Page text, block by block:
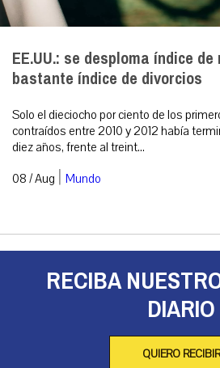
EE.UU.: se desploma índice
bastante índice de divorcios
Solo el dieciocho por ciento de los
contraídos entre 2010 y 2012 había
diez años, frente al treint...
08 / Aug | Mundo
RECIBA
DIARIO
QUIERO RECIBIR